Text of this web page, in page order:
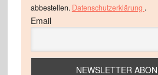
abbestellen. Datenschutzerklärung .
Email